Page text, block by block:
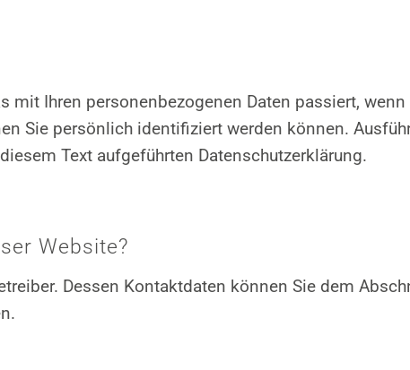
Ihren personenbezogenen Daten passiert, wenn
Sie persönlich identifiziert werden können.
Text aufgeführten Datenschutzerklärung.
Website?
Dessen Kontaktdaten können Sie dem